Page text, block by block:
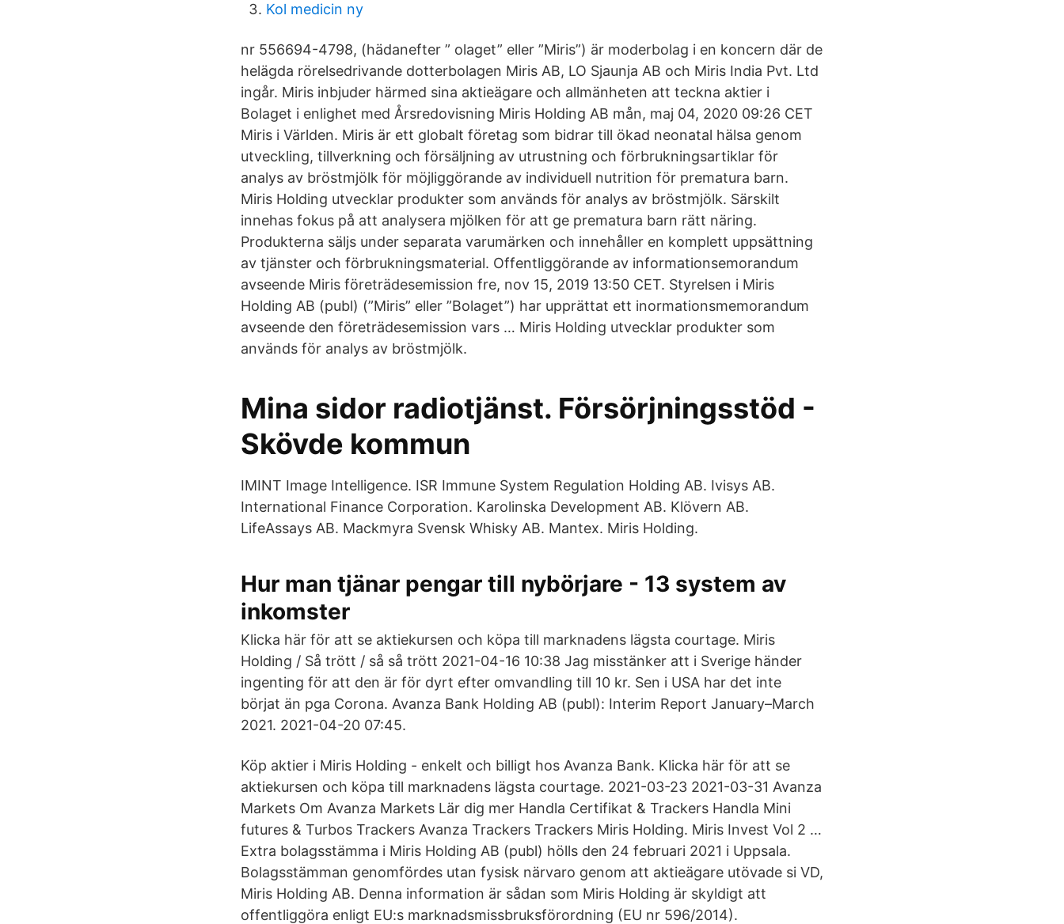
Kol medicin ny
nr 556694-4798, (hädanefter ” olaget” eller ”Miris”) är moderbolag i en koncern där de
helägda rörelsedrivande dotterbolagen Miris AB, LO Sjaunja AB och Miris India Pvt. Ltd
ingår. Miris inbjuder härmed sina aktieägare och allmänheten att teckna aktier i
Bolaget i enlighet med Årsredovisning Miris Holding AB mån, maj 04, 2020 09:26 CET
Miris i Världen. Miris är ett globalt företag som bidrar till ökad neonatal hälsa genom
utveckling, tillverkning och försäljning av utrustning och förbrukningsartiklar för
analys av bröstmjölk för möjliggörande av individuell nutrition för prematura barn.
Miris Holding utvecklar produkter som används för analys av bröstmjölk. Särskilt
innehas fokus på att analysera mjölken för att ge prematura barn rätt näring.
Produkterna säljs under separata varumärken och innehåller en komplett uppsättning
av tjänster och förbrukningsmaterial. Offentliggörande av informationsemorandum
avseende Miris företrädesemission fre, nov 15, 2019 13:50 CET. Styrelsen i Miris
Holding AB (publ) (”Miris” eller ”Bolaget”) har upprättat ett inormationsmemorandum
avseende den företrädesemission vars … Miris Holding utvecklar produkter som
används för analys av bröstmjölk.
Mina sidor radiotjänst. Försörjningsstöd -
Skövde kommun
IMINT Image Intelligence. ISR Immune System Regulation Holding AB. Ivisys AB.
International Finance Corporation. Karolinska Development AB. Klövern AB.
LifeAssays AB. Mackmyra Svensk Whisky AB. Mantex. Miris Holding.
Hur man tjänar pengar till nybörjare - 13 system av
inkomster
Klicka här för att se aktiekursen och köpa till marknadens lägsta courtage. Miris
Holding / Så trött / så så trött 2021-04-16 10:38 Jag misstänker att i Sverige händer
ingenting för att den är för dyrt efter omvandling till 10 kr. Sen i USA har det inte
börjat än pga Corona. Avanza Bank Holding AB (publ): Interim Report January–March
2021. 2021-04-20 07:45.
Köp aktier i Miris Holding - enkelt och billigt hos Avanza Bank. Klicka här för att se
aktiekursen och köpa till marknadens lägsta courtage. 2021-03-23 2021-03-31 Avanza
Markets Om Avanza Markets Lär dig mer Handla Certifikat & Trackers Handla Mini
futures & Turbos Trackers Avanza Trackers Trackers Miris Holding. Miris Invest Vol 2 …
Extra bolagsstämma i Miris Holding AB (publ) hölls den 24 februari 2021 i Uppsala.
Bolagsstämman genomfördes utan fysisk närvaro genom att aktieägare utövade si VD,
Miris Holding AB. Denna information är sådan som Miris Holding är skyldigt att
offentliggöra enligt EU:s marknadsmissbruksförordning (EU nr 596/2014).